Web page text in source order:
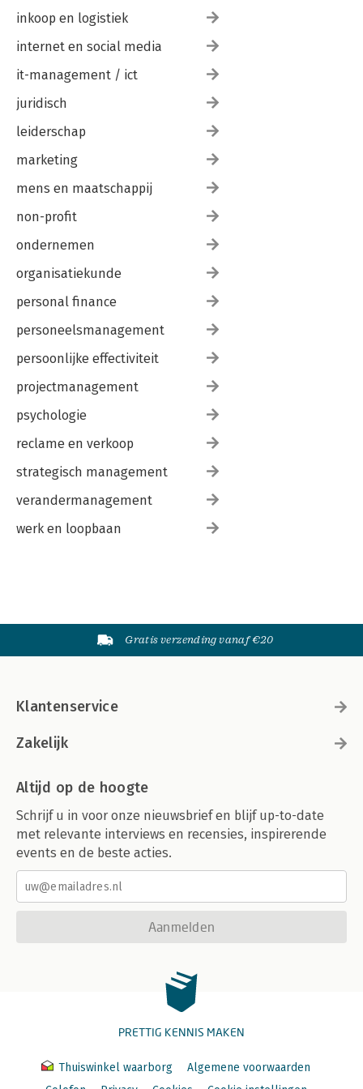
Regulatief vakmanschap
Meer dan veilig …
Trefwoordenregister
inkoop en logistiek
internet en social media
it-management / ict
juridisch
leiderschap
marketing
mens en maatschappij
non-profit
ondernemen
organisatiekunde
personal finance
personeelsmanagement
persoonlijke effectiviteit
projectmanagement
psychologie
reclame en verkoop
strategisch management
verandermanagement
werk en loopbaan
Gratis verzending vanaf €20
Klantenservice
Zakelijk
Altijd op de hoogte
Schrijf u in voor onze nieuwsbrief en blijf up-to-date
met relevante interviews en recensies, inspirerende
events en de beste acties.
Aanmelden
PRETTIG KENNIS MAKEN
Thuiswinkel waarborg
Algemene voorwaarden